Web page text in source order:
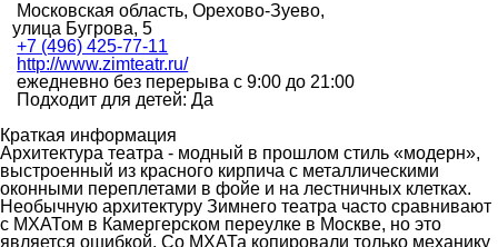
Московская область, Орехово-Зуево,
улица Бугрова, 5
+7 (496) 425-77-11
http://www.zimteatr.ru/
ежедневно без перерыва с 9:00 до 21:00
Подходит для детей: Да
Краткая информация
Архитектура театра - модный в прошлом стиль «модерн»,
выстроенный из красного кирпича с металлическими
оконными переплетами в фойе и на лестничных клетках.
Необычную архитектуру Зимнего театра часто сравнивают
с МХАТом в Камергерском переулке в Москве, но это
является ошибкой. Со МХАТа копировали только механику